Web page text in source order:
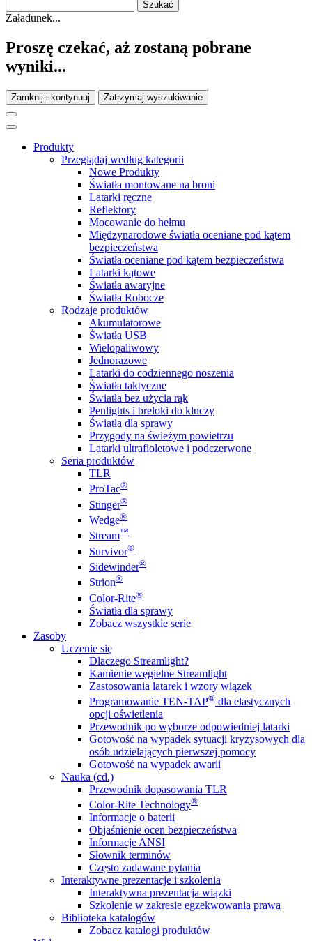
Załadunek...
Proszę czekać, aż zostaną pobrane
wyniki...
Zamknij i kontynuuj Zatrzymaj wyszukiwanie
Produkty
Przeglądaj według kategorii
Nowe Produkty
Światła montowane na broni
Latarki ręczne
Reflektory
Mocowanie do hełmu
Międzynarodowe światła oceniane pod kątem
bezpieczeństwa
Światła oceniane pod kątem bezpieczeństwa
Latarki kątowe
Światła awaryjne
Światła Robocze
Rodzaje produktów
Akumulatorowe
Światła USB
Wielopaliwowy
Jednorazowe
Latarki do codziennego noszenia
Światła taktyczne
Światła bez użycia rąk
Penlights i breloki do kluczy
Światła dla sprawy
Przygody na świeżym powietrzu
Latarki ultrafioletowe i podczerwone
Seria produktów
TLR
ProTac®
Stinger®
Wedge®
Stream™
Survivor®
Sidewinder®
Strion®
Color-Rite®
Światła dla sprawy
Zobacz wszystkie serie
Zasoby
Uczenie się
Dlaczego Streamlight?
Kamienie węgielne Streamlight
Zastosowania latarek i wzory wiązek
Programowanie TEN-TAP® dla elastycznych
opcji oświetlenia
Przewodnik po wyborze odpowiedniej latarki
Gotowość na wypadek sytuacji kryzysowych dla
osób udzielających pierwszej pomocy
Gotowość na wypadek awarii
Nauka (cd.)
Przewodnik dopasowania TLR
Color-Rite Technology®
Informacje o baterii
Objaśnienie ocen bezpieczeństwa
Informacje ANSI
Słownik terminów
Często zadawane pytania
Interaktywne prezentacje i szkolenia
Interaktywna prezentacja wiązki
Szkolenie w zakresie egzekwowania prawa
Biblioteka katalogów
Zobacz katalogi produktów